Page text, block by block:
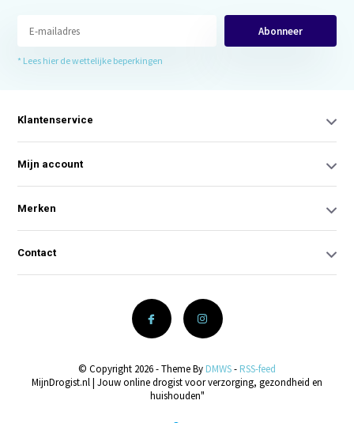
Abonneer
* Lees hier de wettelijke beperkingen
Klantenservice
Mijn account
Merken
Contact
© Copyright 2026 - Theme By DMWS- RSS-feed
MijnDrogist.nl | Jouw online drogist voor verzorging, gezondheid en
huishouden"